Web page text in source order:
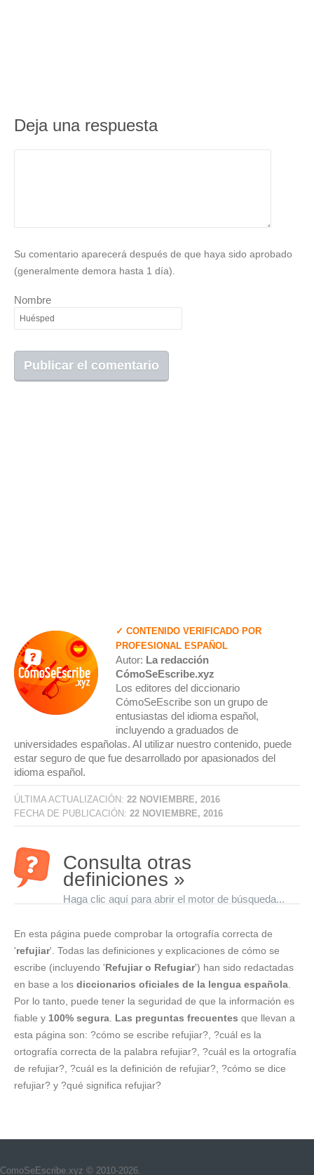
Deja una respuesta
Su comentario aparecerá después de que haya sido aprobado
(generalmente demora hasta 1 día).
Nombre
✓ CONTENIDO VERIFICADO POR
PROFESIONAL ESPAÑOL
Autor: La redacción
CómoSeEscribe.xyz
Los editores del diccionario
CómoSeEscribe son un grupo de
entusiastas del idioma español,
incluyendo a graduados de
universidades españolas. Al utilizar nuestro contenido, puede
estar seguro de que fue desarrollado por apasionados del
idioma español.
ÚLTIMA ACTUALIZACIÓN: 22 NOVIEMBRE, 2016
FECHA DE PUBLICACIÓN: 22 NOVIEMBRE, 2016
Consulta otras
definiciones »
Haga clic aquí para abrir el motor de búsqueda...
En esta página puede comprobar la ortografía correcta de
'refujiar'. Todas las definiciones y explicaciones de cómo se
escribe (incluyendo 'Refujiar o Refugiar') han sido redactadas
en base a los diccionarios oficiales de la lengua española
Por lo tanto, puede tener la seguridad de que la información es
fiable y 100% segura Las preguntas frecuentes que llevan a
esta página son: ?cómo se escribe refujiar?, ?cuál es la
ortografía correcta de la palabra refujiar?, ?cuál es la ortografía
de refujiar?, ?cuál es la definición de refujiar?, ?cómo se dice
refujiar? y ?qué significa refujiar?
ComoSeEscribe.xyz © 2010-2026.